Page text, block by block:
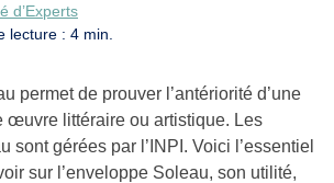
d’Experts
lecture : 4 min.
permet de prouver l’antériorité d’une
œuvre littéraire ou artistique. Les
sont gérées par l’INPI. Voici l’essentiel
sur l’enveloppe Soleau, son utilité,